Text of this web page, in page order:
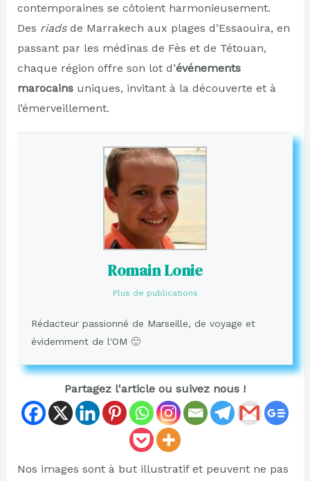
contemporaines se côtoient harmonieusement.
Des riadsde Marrakech aux plages d’Essaouira, en
passant par les médinas de Fès et de Tétouan,
chaque région offre son lot d’événements
marocainsuniques, invitant à la découverte et à
l’émerveillement.
Romain Lonie
Plus de publications
Rédacteur passionné de Marseille, de voyage et
évidemment de l'OM 🙂
Partagez l'article ou suivez nous !
Nos images sont à but illustratif et peuvent ne pas